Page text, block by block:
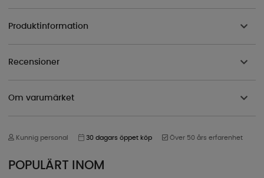
Produktinformation
Recensioner
Om varumärket
Kunnig personal 30 dagars öppet köp Över 50 års erfarenhet
POPULÄRT INOM